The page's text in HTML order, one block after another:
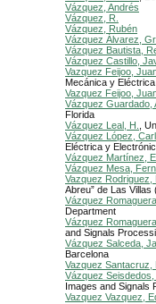
Vázquez, Andrés
Vázquez, R.
Vázquez, Rubén
Vázquez Álvarez,
Vázquez Bautista,
Vázquez Castillo,
Vazquez Feijoo,
Mecánica y Eléctrica
Vazquez Feijoo,
Vázquez Guardado,
Florida
Vázquez Leal, H.
,
Vázquez López,
Eléctrica y
Vázquez Martínez,
Vázquez Mesa,
Vazquez Rodriguez,
Abreu” de Las Villas
Vázquez
Department
Vázquez
and Signals
Vázquez Salceda,
Barcelona
Vazquez Santacruz,
Vázquez
Images and Signals
Vazquez Vazquez,